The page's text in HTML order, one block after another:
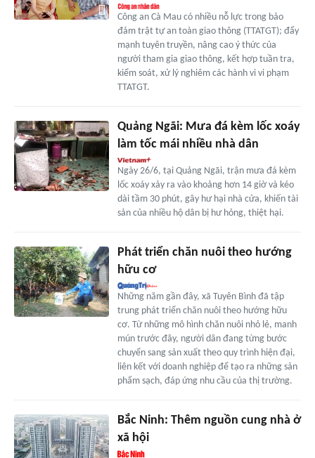
Công an Cà Mau có nhiều nỗ lực trong bảo
đảm trật tự an toàn giao thông (TTATGT); đẩy
mạnh tuyên truyền, nâng cao ý thức của
người tham gia giao thông, kết hợp tuần tra,
kiểm soát, xử lý nghiêm các hành vi vi phạm
TTATGT.
Quảng Ngãi: Mưa đá kèm lốc xoáy
làm tốc mái nhiều nhà dân
Ngày 26/6, tại Quảng Ngãi, trận mưa đá kèm
lốc xoáy xảy ra vào khoảng hơn 14 giờ và kéo
dài tầm 30 phút, gây hư hại nhà cửa, khiến tài
sản của nhiều hộ dân bị hư hỏng, thiệt hại.
Phát triển chăn nuôi theo hướng
hữu cơ
Những năm gần đây, xã Tuyên Bình đã tập
trung phát triển chăn nuôi theo hướng hữu
cơ. Từ những mô hình chăn nuôi nhỏ lẻ, manh
mún trước đây, người dân đang từng bước
chuyển sang sản xuất theo quy trình hiện đại,
liên kết với doanh nghiệp để tạo ra những sản
phẩm sạch, đáp ứng nhu cầu của thị trường.
Bắc Ninh: Thêm nguồn cung nhà ở
xã hội